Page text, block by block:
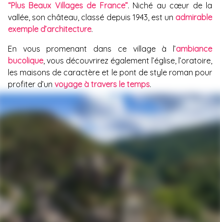
“Plus Beaux Villages de France”. Niché au cœur de la
vallée, son château, classé depuis 1943, est un admirable
exemple d’architecture.
En vous promenant dans ce village à l’ambiance
bucolique, vous découvrirez également l’église, l’oratoire,
les maisons de caractère et le pont de style roman pour
profiter d’un voyage à travers le temps.